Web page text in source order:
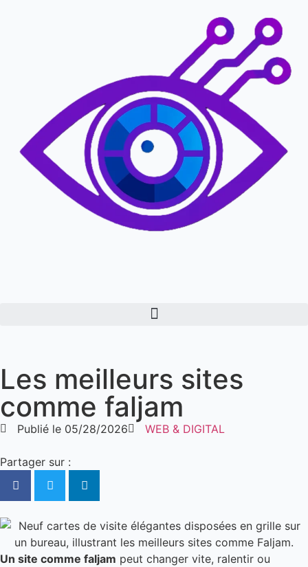
Les meilleurs sites
comme faljam
Publié le 05/28/2026 WEB & DIGITAL
Partager sur :
Un site comme faljam peut changer vite, ralentir ou